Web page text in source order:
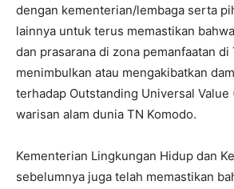
dengan kementerian/lembaga serta
lainnya untuk terus memastikan
dan prasarana di zona pemanfaatan
menimbulkan atau mengakibatkan
terhadap Outstanding Universal Value
warisan alam dunia TN Komodo.
Kementerian Lingkungan Hidup dan
sebelumnya juga telah memastikan